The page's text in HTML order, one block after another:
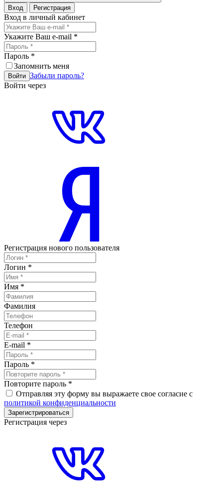
Вход Регистрация
Вход в личный кабинет
Укажите Ваш e-mail *
Пароль *
Запомнить меня
Войти Забыли пароль?
Войти через
Регистрация нового пользователя
Логин *
Имя *
Фамилия
Телефон
E-mail *
Пароль *
Повторите пароль *
Отправляя эту форму вы выражаете свое согласие с
политикой конфиденциальности
Зарегистрироваться
Регистрация через